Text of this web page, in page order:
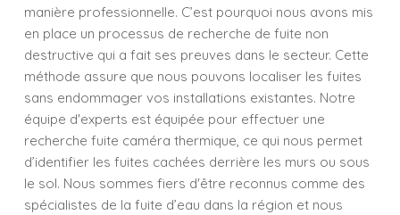
manière professionnelle. C’est pourquoi nous avons mis
en place un processus de recherche de fuite non
destructive qui a fait ses preuves dans le secteur. Cette
méthode assure que nous pouvons localiser les fuites
sans endommager vos installations existantes. Notre
équipe d'experts est équipée pour effectuer une
recherche fuite caméra thermique, ce qui nous permet
d’identifier les fuites cachées derrière les murs ou sous
le sol. Nous sommes fiers d'être reconnus comme des
spécialistes de la fuite d’eau dans la région et nous